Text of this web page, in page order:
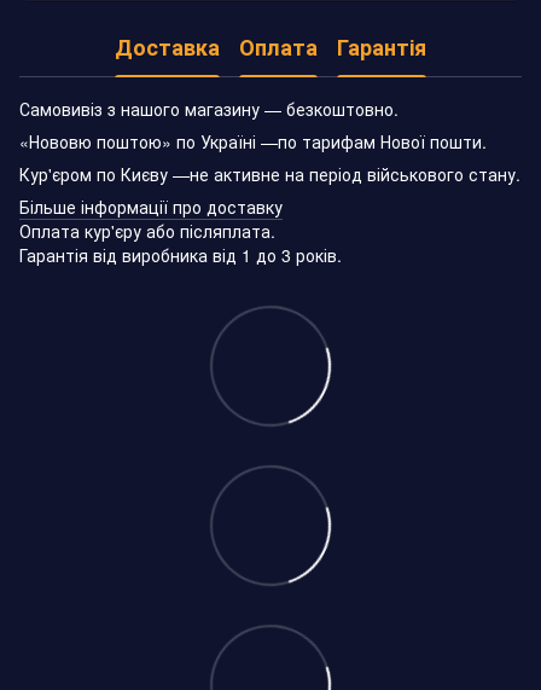
Доставка Оплата Гарантія
Самовивіз з нашого магазину — безкоштовно.
«Нововю поштою» по Україні —по тарифам Нової пошти.
Кур'єром по Києву —не активне на період військового стану.
Більше інформації про доставку
Оплата кур'єру або післяплата.
Гарантія від виробника від 1 до 3 років.